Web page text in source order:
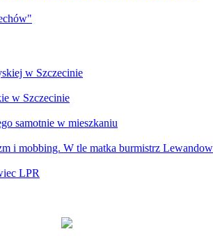
w Szczecinie
w Szczecinie
samotnie w mieszkaniu
i mobbing. W tle matka burmistrz
LPR